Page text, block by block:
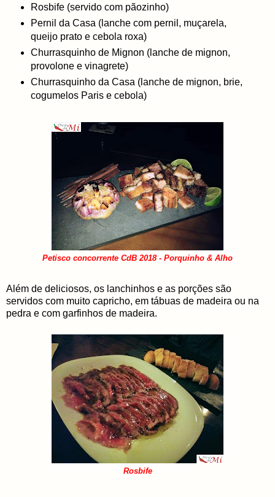
Rosbife (servido com pãozinho)
Pernil da Casa (lanche com pernil, muçarela,
queijo prato e cebola roxa)
Churrasquinho de Mignon (lanche de mignon,
provolone e vinagrete)
Churrasquinho da Casa (lanche de mignon, brie,
cogumelos Paris e cebola)
Petisco concorrente CdB 2018 - Porquinho & Alho
Além de deliciosos, os lanchinhos e as porções são
servidos com muito capricho, em tábuas de madeira ou na
pedra e com garfinhos de madeira.
Rosbife